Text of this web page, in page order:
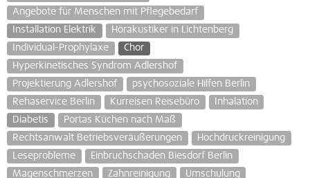
Angebote für Menschen mit Pflegebedarf
Installation Elektrik
Hörakustiker in Lichtenberg
Individual-Prophylaxe
Chor
Hyperkinetisches Syndrom Adlershof
Projektierung Adlershof
psychosoziale Hilfen Berlin
Rehaservice Berlin
Kurreisen Reisebüro
Inhalation
Diabetis
Portas Küchen nach Maß
Rechtsanwalt Betriebsveräußerungen
Hochdruckreinigung
Leseprobleme
Einbruchschaden Biesdorf Berlin
Magenschmerzen
Zahnreinigung
Umschulung